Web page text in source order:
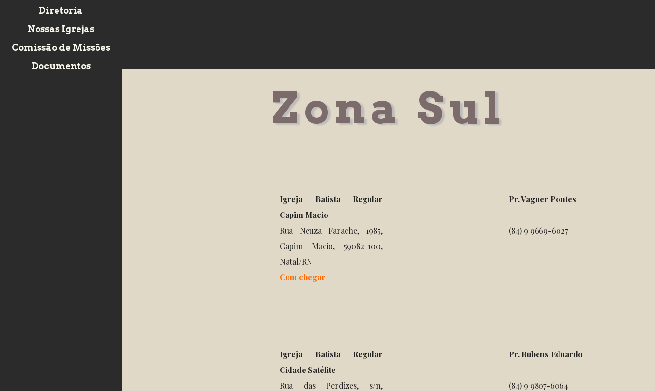
Diretoria
Nossas Igrejas
Comissão de Missões
Documentos
Zona Sul
Igreja Batista Regular
Capim Macio
Rua Neuza Farache, 1985,
Capim Macio, 59082-100,
Natal/RN
Com chegar
Pr. Vagner Pontes
(84) 9 9669-6027
Igreja Batista Regular
Cidade Satélite
Rua das Perdizes, s/n,
Pr. Rubens Eduardo
(84) 9 9807-6064